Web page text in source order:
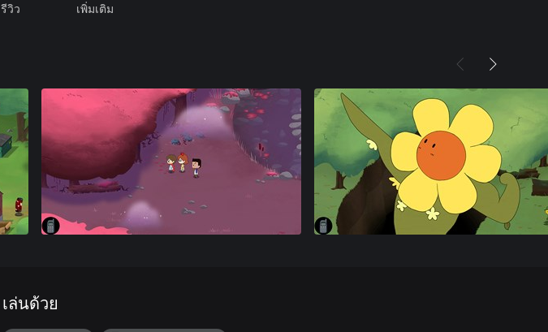
รีวิว เพิ่มเติม
เล่นด้วย